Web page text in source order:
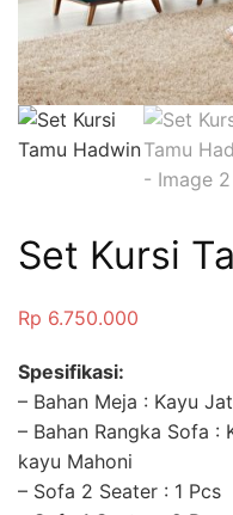
Set Kursi
Rp 6.750.000
Spesifikasi:
– Bahan Meja : Kayu
– Bahan Rangka Sofa :
kayu Mahoni
– Sofa 2 Seater : 1 Pcs